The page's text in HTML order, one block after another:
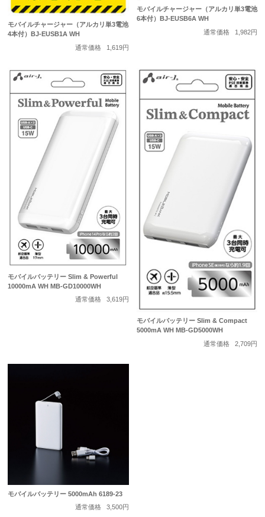
モバイルチャージャー（アルカリ単3電池
4本付）BJ-EUSB1A WH
通常価格
1,619円
モバイルチャージャー（アルカリ単3電池
6本付）BJ-EUSB6A WH
通常価格
1,982円
モバイルバッテリー Slim & Powerful
10000mA WH MB-GD10000WH
通常価格
3,619円
モバイルバッテリー Slim & Compact
5000mA WH MB-GD5000WH
通常価格
2,709円
モバイルバッテリー 5000mAh 6189-23
通常価格
3,500円